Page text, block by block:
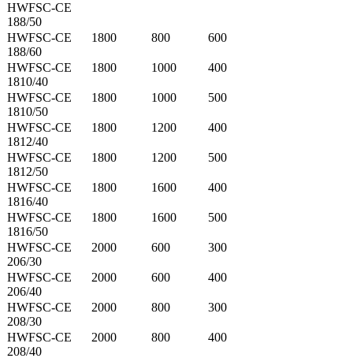
HWFSC-CE
188/50
HWFSC-CE
188/60
1800 800 600
HWFSC-CE
1810/40
1800 1000 400
HWFSC-CE
1810/50
1800 1000 500
HWFSC-CE
1812/40
1800 1200 400
HWFSC-CE
1812/50
1800 1200 500
HWFSC-CE
1816/40
1800 1600 400
HWFSC-CE
1816/50
1800 1600 500
HWFSC-CE
206/30
2000 600 300
HWFSC-CE
206/40
2000 600 400
HWFSC-CE
208/30
2000 800 300
HWFSC-CE
208/40
2000 800 400